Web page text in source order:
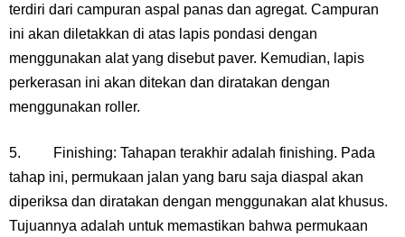
terdiri dari campuran aspal panas dan agregat. Campuran
ini akan diletakkan di atas lapis pondasi dengan
menggunakan alat yang disebut paver. Kemudian, lapis
perkerasan ini akan ditekan dan diratakan dengan
menggunakan roller.
5. Finishing: Tahapan terakhir adalah finishing. Pada
tahap ini, permukaan jalan yang baru saja diaspal akan
diperiksa dan diratakan dengan menggunakan alat khusus.
Tujuannya adalah untuk memastikan bahwa permukaan